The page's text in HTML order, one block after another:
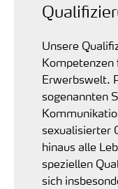
Unsere
Erwerbswelt.
sogenannten
sexualisierter
hinaus alle
speziellen
sich